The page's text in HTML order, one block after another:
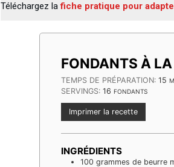
Téléchargez lafiche pratique pour
FONDANTS À
TEMPS DE PRÉPARATION: 15
SERVINGS: 16 FONDANTS
Imprimer la recette
INGRÉDIENTS
100 grammes de beurre